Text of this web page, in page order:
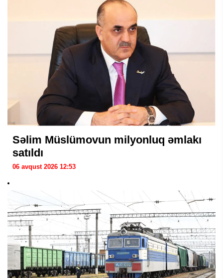
Səlim Müslümovun milyonluq əmlakı
satıldı
06 avqust 2026 12:53